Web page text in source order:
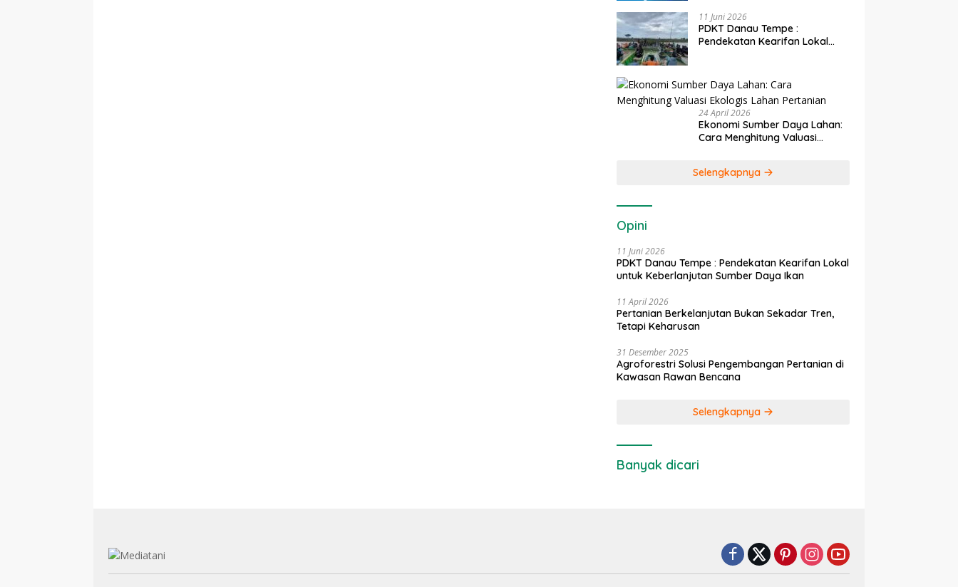
11 Juni 2026
PDKT Danau Tempe :
Pendekatan Kearifan Lokal
24 April 2026
Ekonomi Sumber Daya Lahan:
Cara Menghitung Valuasi
Selengkapnya
Opini
11 Juni 2026
PDKT Danau Tempe : Pendekatan Kearifan Lokal
untuk Keberlanjutan Sumber Daya Ikan
11 April 2026
Pertanian Berkelanjutan Bukan Sekadar Tren,
Tetapi Keharusan
31 Desember 2025
Agroforestri Solusi Pengembangan Pertanian di
Kawasan Rawan Bencana
Selengkapnya
Banyak dicari